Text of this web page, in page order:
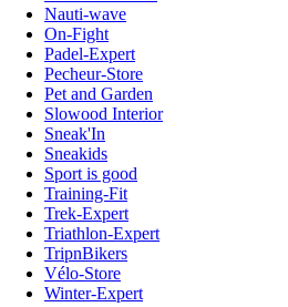
Nauti-wave
On-Fight
Padel-Expert
Pecheur-Store
Pet and Garden
Slowood Interior
Sneak'In
Sneakids
Sport is good
Training-Fit
Trek-Expert
Triathlon-Expert
TripnBikers
Vélo-Store
Winter-Expert